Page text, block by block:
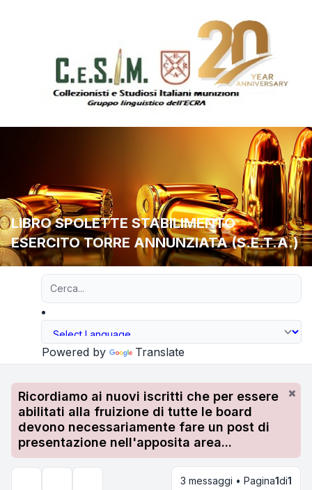
LIBRO SPOLETTE STABILIMENTO
ESERCITO TORRE ANNUNZIATA (S.E.T.A.)
Powered by Translate
Ricordiamo ai nuovi iscritti che per essere
abilitati alla fruizione di tutte le board
devono necessariamente fare un post di
presentazione nell'apposita area...
3 messaggi • Pagina1di1